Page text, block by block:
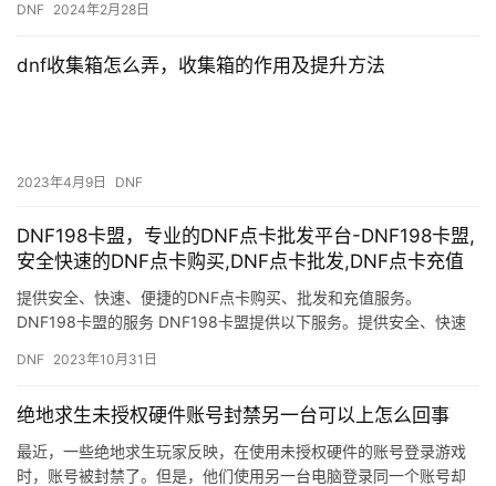
DNF 2024年2月28日
dnf收集箱怎么弄，收集箱的作用及提升方法
2023年4月9日 DNF
DNF198卡盟，专业的DNF点卡批发平台-DNF198卡盟,
安全快速的DNF点卡购买,DNF点卡批发,DNF点卡充值
提供安全、快速、便捷的DNF点卡购买、批发和充值服务。
DNF198卡盟的服务 DNF198卡盟提供以下服务。提供安全、快速
DNF 2023年10月31日
绝地求生未授权硬件账号封禁另一台可以上怎么回事
最近，一些绝地求生玩家反映，在使用未授权硬件的账号登录游戏
时，账号被封禁了。但是，他们使用另一台电脑登录同一个账号却